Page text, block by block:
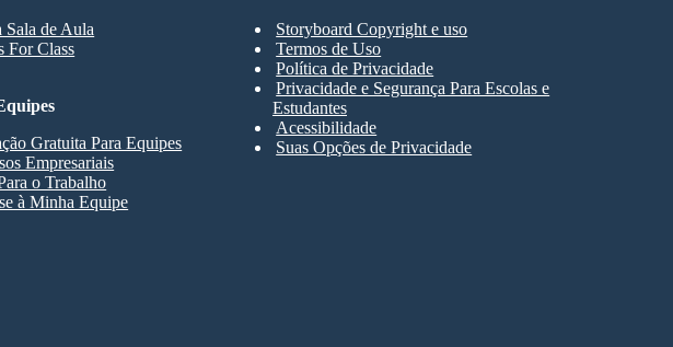
Sala de Aula
For Class
Gratuita Para Equipes
Empresariais
o Trabalho
à Minha Equipe
Storyboard Copyright e uso
Termos de Uso
Política de Privacidade
Privacidade e Segurança Para Escolas e
Estudantes
Acessibilidade
Suas Opções de Privacidade